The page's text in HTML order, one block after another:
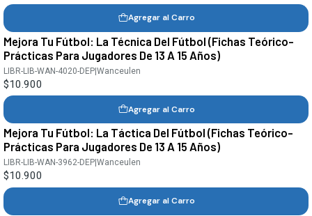
Agregar al Carro
Mejora Tu Fútbol: La Técnica Del Fútbol (Fichas Teórico-
Prácticas Para Jugadores De 13 A 15 Años)
LIBR-LIB-WAN-4020-DEP|Wanceulen
$10.900
Agregar al Carro
Mejora Tu Fútbol: La Táctica Del Fútbol (Fichas Teórico-
Prácticas Para Jugadores De 13 A 15 Años)
LIBR-LIB-WAN-3962-DEP |Wanceulen
$10.900
Agregar al Carro